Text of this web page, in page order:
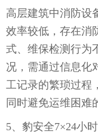
高层建筑中消防设
效率较低，存在消
式、维保检测行为
况，需通过信息化
工记录的繁琐过程
同时避免运维困难
5、豹安全7×24小